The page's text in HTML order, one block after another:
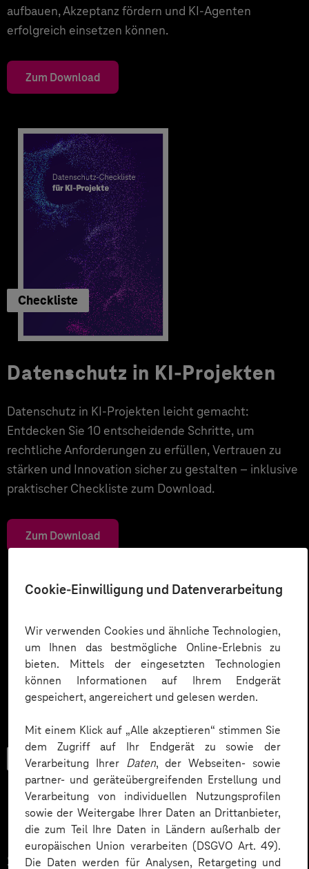
Cookie-Einwilligung und Datenverarbeitung
Wir verwenden Cookies und ähnliche Technologien,
um Ihnen das bestmögliche Online-Erlebnis zu
bieten. Mittels der eingesetzten Technologien
können Informationen auf Ihrem Endgerät
gespeichert, angereichert und gelesen werden.
Mit einem Klick auf „Alle akzeptieren“ stimmen Sie
dem Zugriff auf Ihr Endgerät zu sowie der
Verarbeitung Ihrer Daten, der Webseiten- sowie
partner- und geräteübergreifenden Erstellung und
Verarbeitung von individuellen Nutzungsprofilen
sowie der Weitergabe Ihrer Daten an Drittanbieter,
die zum Teil Ihre Daten in Ländern außerhalb der
europäischen Union verarbeiten (DSGVO Art. 49).
Die Daten werden für Analysen, Retargeting und
aufbauen, Akzeptanz fördern und KI-Agenten
erfolgreich einsetzen können.
Zum Download
Checkliste
Datenschutz in KI-Projekten
Datenschutz in KI-Projekten leicht gemacht:
Entdecken Sie 10 entscheidende Schritte, um
rechtliche Anforderungen zu erfüllen, Vertrauen zu
stärken und Innovation sicher zu gestalten – inklusive
praktischer Checkliste zum Download.
Zum Download
Trendbook
Innovationen und KI im
Service.